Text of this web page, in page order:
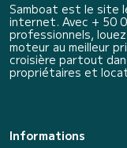
Samboat est le site
internet. Avec + 50
professionnels,
moteur au meilleur
croisière partout
propriétaires et
Informations